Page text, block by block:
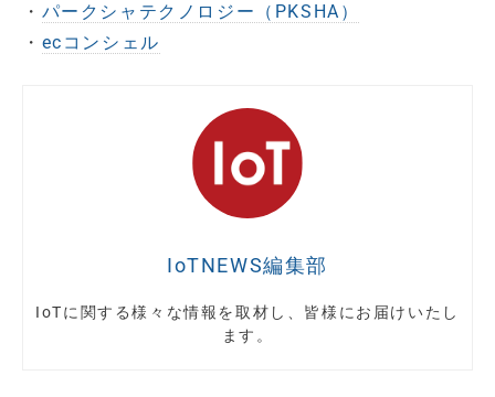
・ パークシャテクノロジー（PKSHA）
・ ecコンシェル
IoTNEWS編集部
IoTに関する様々な情報を取材し、皆様にお届けいたし
ます。